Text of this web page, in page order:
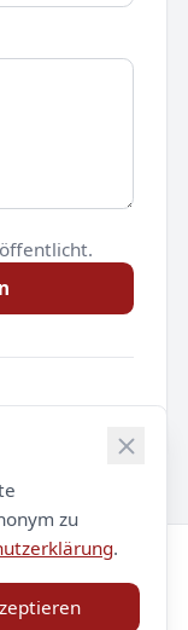
Kontakt
zu
.